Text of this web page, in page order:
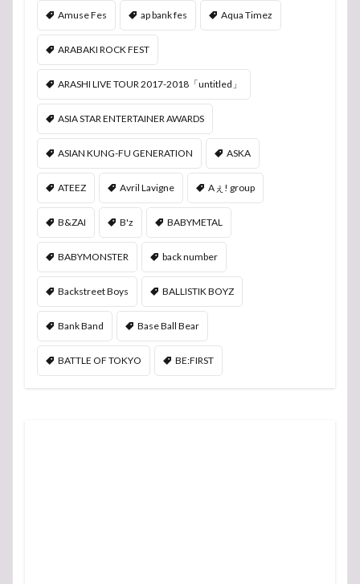
Amuse Fes ap bank fes Aqua Timez
ARABAKI ROCK FEST
ARASHI LIVE TOUR 2017-2018「untitled」
ASIA STAR ENTERTAINER AWARDS
ASIAN KUNG-FU GENERATION ASKA
ATEEZ Avril Lavigne Aぇ! group
B&ZAI B'z BABYMETAL
BABYMONSTER back number
Backstreet Boys BALLISTIK BOYZ
Bank Band Base Ball Bear
BATTLE OF TOKYO BE:FIRST